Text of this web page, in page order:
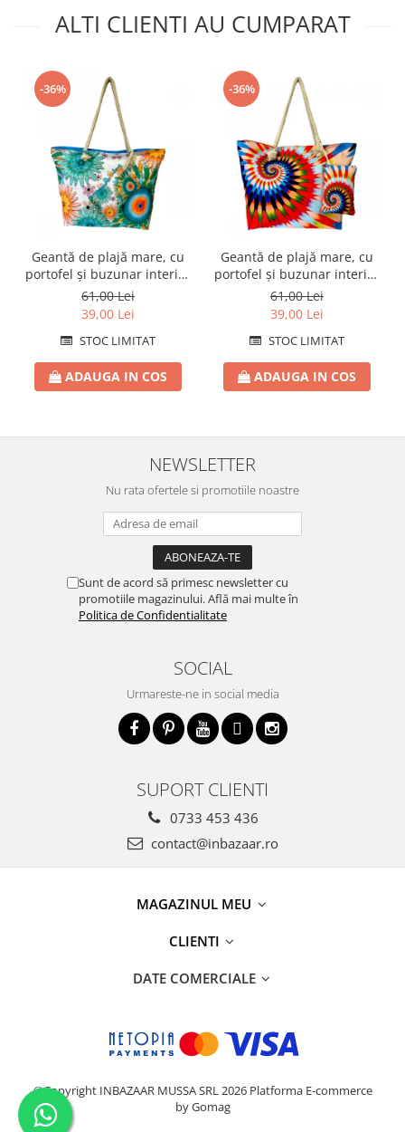
ALTI CLIENTI AU CUMPARAT
-36%
Geantă de plajă mare, cu
portofel și buzunar interior
KD2489
61,00 Lei
39,00 Lei
STOC LIMITAT
ADAUGA IN COS
-36%
Geantă de plajă mare, cu
portofel și buzunar interior
KD2482
61,00 Lei
39,00 Lei
STOC LIMITAT
ADAUGA IN COS
NEWSLETTER
Nu rata ofertele si promotiile noastre
Sunt de acord să primesc newsletter cu
promotiile magazinului. Află mai multe în
Politica de Confidentialitate
SOCIAL
Urmareste-ne in social media
SUPORT CLIENTI
0733 453 436
contact@inbazaar.ro
MAGAZINUL MEU
CLIENTI
DATE COMERCIALE
©Copyright INBAZAAR MUSSA SRL 2026 Platforma E-commerce
by Gomag